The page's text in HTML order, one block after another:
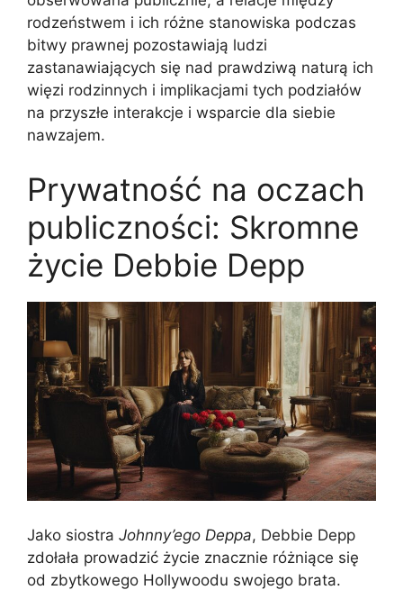
rodzeństwem i ich różne stanowiska podczas
bitwy prawnej pozostawiają ludzi
zastanawiających się nad prawdziwą naturą ich
więzi rodzinnych i implikacjami tych podziałów
na przyszłe interakcje i wsparcie dla siebie
nawzajem.
Prywatność na oczach
publiczności: Skromne
życie Debbie Depp
Jako siostra Johnny’ego Deppa, Debbie Depp
zdołała prowadzić życie znacznie różniące się
od zbytkowego Hollywoodu swojego brata.